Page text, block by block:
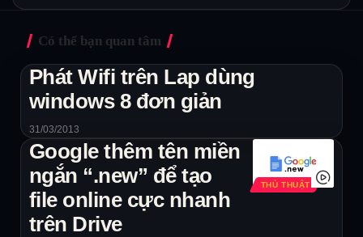
Có thể bạn quan tâm
Phát Wifi trên Lap dùng
windows 8 đơn giản
31/03/2013
THỦ THUẬT
Google thêm tên miền
ngắn “.new” để tạo
file online cực nhanh
trên Drive